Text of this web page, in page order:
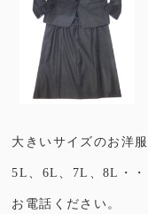
大きいサイズのお洋
5L、6L、7L、8L・・
お電話ください。